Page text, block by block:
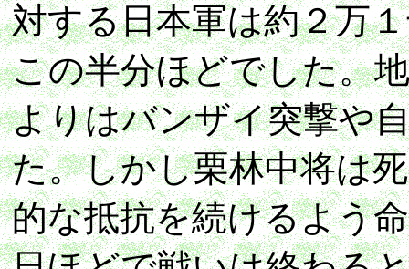
対する日本軍は約２万
この半分ほどでした。
よりはバンザイ突撃や
た。しかし栗林中将は
的な抵抗を続けるよう